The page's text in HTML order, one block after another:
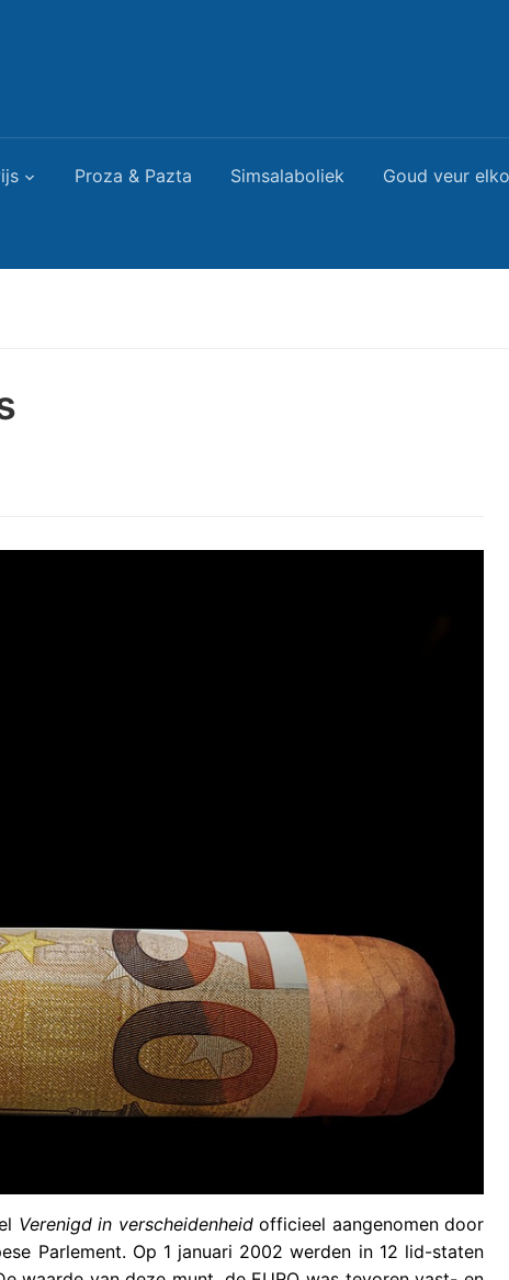
Proza & Pazta Simsalaboliek Goud veur
Verenigd in verscheidenheidofficieel aangenomen door
Parlement. Op 1 januari 2002 werden in 12 lid-staten